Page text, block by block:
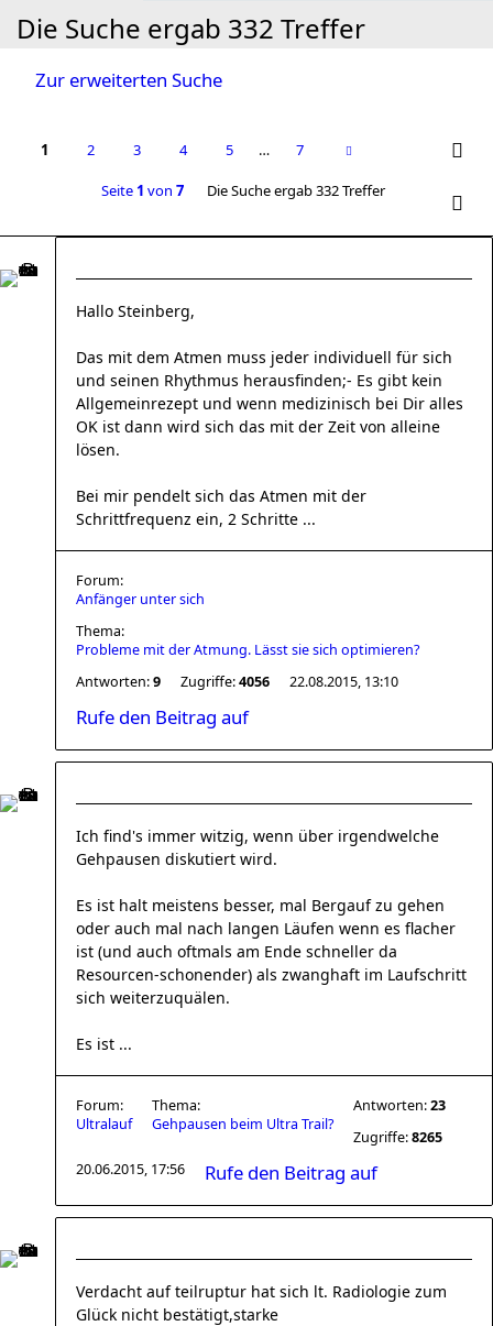
Die Suche ergab 332 Treffer
Zur erweiterten Suche
1 2 3 4 5 … 7
Seite 1 von 7 Die Suche ergab 332 Treffer
Hallo Steinberg,
Das mit dem Atmen muss jeder individuell für sich
und seinen Rhythmus herausfinden;- Es gibt kein
Allgemeinrezept und wenn medizinisch bei Dir alles
OK ist dann wird sich das mit der Zeit von alleine
lösen.
Bei mir pendelt sich das Atmen mit der
Schrittfrequenz ein, 2 Schritte ...
Forum:
Anfänger unter sich
Thema:
Probleme mit der Atmung. Lässt sie sich optimieren?
Antworten:9 Zugriffe:4056 22.08.2015, 13:10
Rufe den Beitrag auf
Ich find's immer witzig, wenn über irgendwelche
Gehpausen diskutiert wird.
Es ist halt meistens besser, mal Bergauf zu gehen
oder auch mal nach langen Läufen wenn es flacher
ist (und auch oftmals am Ende schneller da
Resourcen-schonender) als zwanghaft im Laufschritt
sich weiterzuquälen.
Es ist ...
Forum:
Ultralauf
Thema:
Gehpausen beim Ultra Trail?
Antworten:23
Zugriffe:8265
20.06.2015, 17:56
Rufe den Beitrag auf
Verdacht auf teilruptur hat sich lt. Radiologie zum
Glück nicht bestätigt,starke